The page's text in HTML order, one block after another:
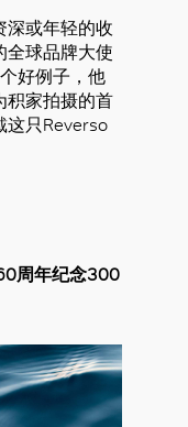
深或年轻的收
全球品牌大使
好例子，他
积家拍摄的首
这只Reverso
周年纪念300